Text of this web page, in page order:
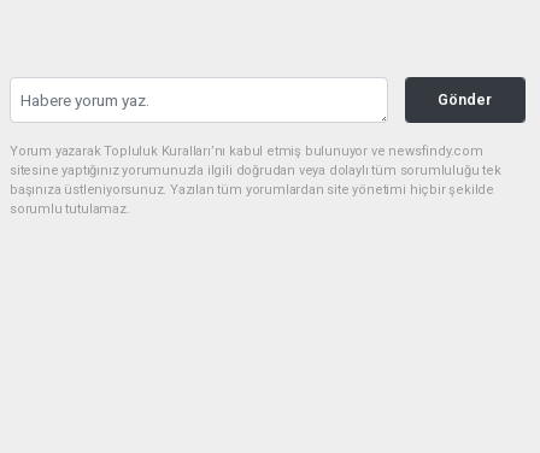
Gönder
Yorum yazarak Topluluk Kuralları’nı kabul etmiş bulunuyor ve newsfindy.com
sitesine yaptığınız yorumunuzla ilgili doğrudan veya dolaylı tüm sorumluluğu tek
başınıza üstleniyorsunuz. Yazılan tüm yorumlardan site yönetimi hiçbir şekilde
sorumlu tutulamaz.